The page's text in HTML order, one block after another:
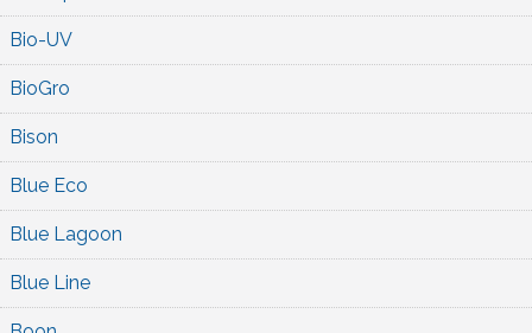
Bio-UV
BioGro
Bison
Blue Eco
Blue Lagoon
Blue Line